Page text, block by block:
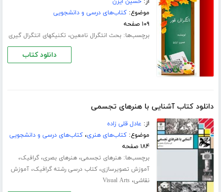
موضوع:کتاب‌های درسی و دانشجویی
۱۰۹ صفحه
برچسب‌ها:بحث انتگرال نامعین، تکنیکهای انتگرال گیری
دانلود کتاب
دانلود کتاب آشنایی با هنرهای تجسمی
از: عادل قلی زاده
موضوع:کتاب‌های هنری،کتاب‌های درسی و دانشجویی
۱۸۴ صفحه
برچسب‌ها:هنرهای تجسمی،هنرهای بصری،گرافیک،
آموزش تصویرسازی،کتاب درسی رشته گرافیک،آموزش
نقاشی،Visual Arts